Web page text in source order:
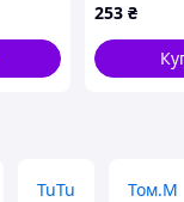
253 ₴
TuTu Том.М